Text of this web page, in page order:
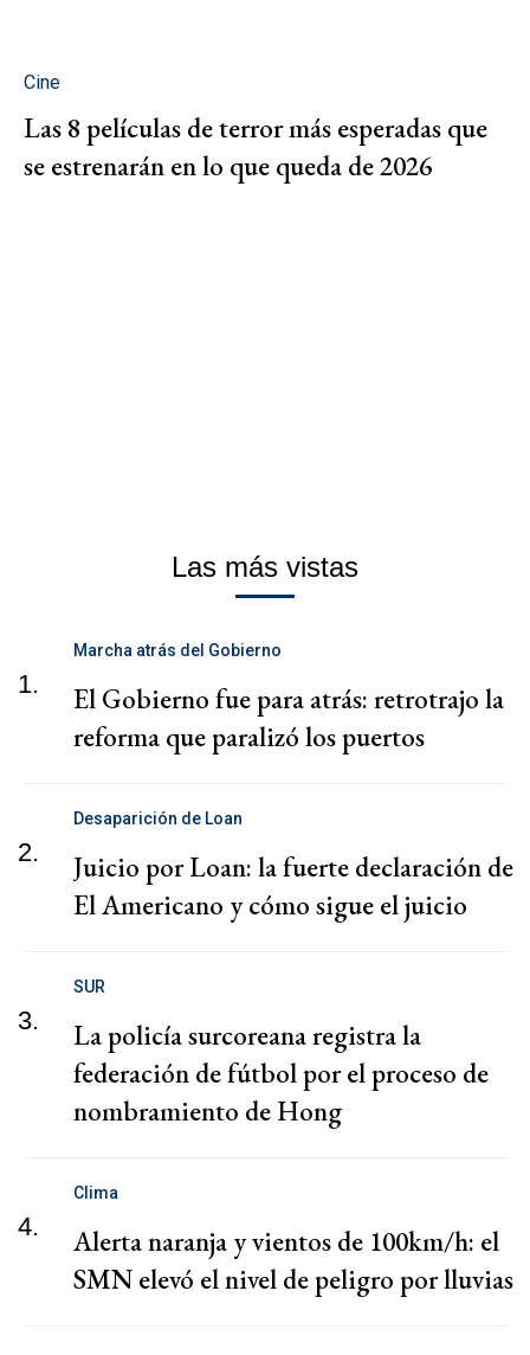
Cine
Las 8 películas de terror más esperadas que
se estrenarán en lo que queda de 2026
Las más vistas
1.
Marcha atrás del Gobierno
El Gobierno fue para atrás: retrotrajo la
reforma que paralizó los puertos
2.
Desaparición de Loan
Juicio por Loan: la fuerte declaración de
El Americano y cómo sigue el juicio
3.
SUR
La policía surcoreana registra la
federación de fútbol por el proceso de
nombramiento de Hong
4.
Clima
Alerta naranja y vientos de 100km/h: el
SMN elevó el nivel de peligro por lluvias